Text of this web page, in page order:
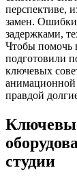
перспективе,
замен. Ошибки
задержками,
Чтобы помочь
подготовили
ключевых
анимационной
правдой
студии